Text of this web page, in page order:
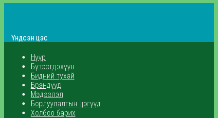
Үндсэн цэс
Нүүр
Бүтээгдэхүүн
Бидний тухай
Брэндүүд
Мэдээлэл
Борлуулалтын цэгүүд
Холбоо барих